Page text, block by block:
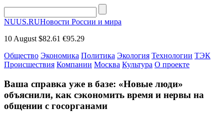
NUUS.RUНовости России и мира
10 August $82.61 €95.29
Общество Экономика Политика Экология Технологии ТЭК
Происшествия Компании Москва Культура О проекте
Ваша справка уже в базе: «Новые люди»
объяснили, как сэкономить время и нервы на
общении с госорганами